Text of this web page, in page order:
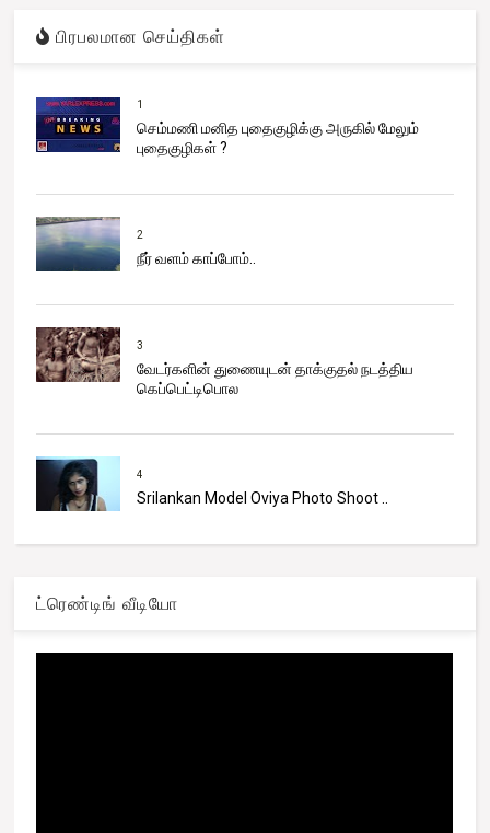
பிரபலமான செய்திகள்
1
செம்மணி மனித புதைகுழிக்கு அருகில் மேலும்
புதைகுழிகள் ?
2
நீர் வளம் காப்போம்..
3
வேடர்களின் துணையுடன் தாக்குதல் நடத்திய
கெப்பெட்டிபொல
4
Srilankan Model Oviya Photo Shoot ..
ட்ரெண்டிங் வீடியோ